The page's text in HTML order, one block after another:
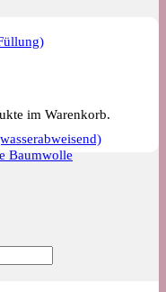
Baumwolle
im Warenkorb.